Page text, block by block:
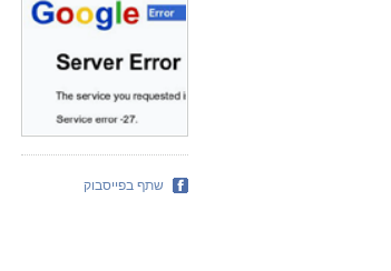
שתף בפייסבוק